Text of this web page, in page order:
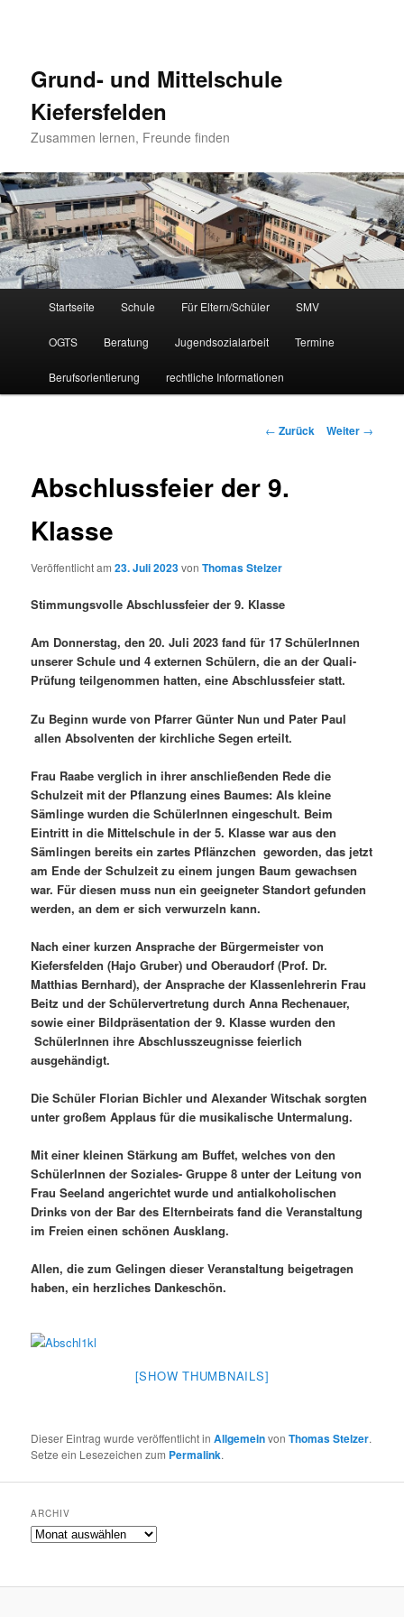
Grund- und Mittelschule
Kiefersfelden
Zusammen lernen, Freunde finden
Zum
Inhalt
wechseln
Startseite Schule Für Eltern/Schüler SMV
OGTS Beratung Jugendsozialarbeit Termine
Berufsorientierung rechtliche Informationen
Beitrags-
← Zurück Weiter →
Abschlussfeier der 9.
Klasse
Veröffentlicht am23. Juli 2023vonThomas Stelzer
Stimmungsvolle Abschlussfeier der 9. Klasse
Am Donnerstag, den 20. Juli 2023 fand für 17 SchülerInnen
unserer Schule und 4 externen Schülern, die an der Quali-
Prüfung teilgenommen hatten, eine Abschlussfeier statt.
Zu Beginn wurde von Pfarrer Günter Nun und Pater Paul
allen Absolventen der kirchliche Segen erteilt.
Frau Raabe verglich in ihrer anschließenden Rede die
Schulzeit mit der Pflanzung eines Baumes: Als kleine
Sämlinge wurden die SchülerInnen eingeschult. Beim
Eintritt in die Mittelschule in der 5. Klasse war aus den
Sämlingen bereits ein zartes Pflänzchen geworden, das jetzt
am Ende der Schulzeit zu einem jungen Baum gewachsen
war. Für diesen muss nun ein geeigneter Standort gefunden
werden, an dem er sich verwurzeln kann.
Nach einer kurzen Ansprache der Bürgermeister von
Kiefersfelden (Hajo Gruber) und Oberaudorf (Prof. Dr.
Matthias Bernhard), der Ansprache der Klassenlehrerin Frau
Beitz und der Schülervertretung durch Anna Rechenauer,
sowie einer Bildpräsentation der 9. Klasse wurden den
SchülerInnen ihre Abschlusszeugnisse feierlich
ausgehändigt.
Die Schüler Florian Bichler und Alexander Witschak sorgten
unter großem Applaus für die musikalische Untermalung.
Mit einer kleinen Stärkung am Buffet, welches von den
SchülerInnen der Soziales- Gruppe 8 unter der Leitung von
Frau Seeland angerichtet wurde und antialkoholischen
Drinks von der Bar des Elternbeirats fand die Veranstaltung
im Freien einen schönen Ausklang.
Allen, die zum Gelingen dieser Veranstaltung beigetragen
haben, ein herzliches Dankeschön.
[SHOW THUMBNAILS]
Dieser Eintrag wurde veröffentlicht inAllgemeinvonThomas Stelzer.
Setze ein Lesezeichen zum Permalink.
ARCHIV
Archiv